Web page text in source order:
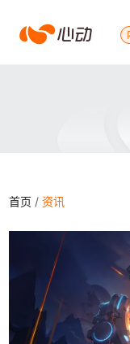
心搜索结果
首页 /资讯